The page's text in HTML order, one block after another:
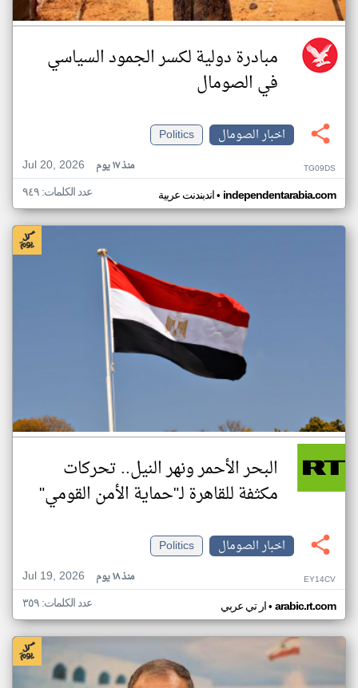
مبادرة دولية لكسر الجمود السياسي
في الصومال
اخبار الصومال
Politics
Jul 20, 2026
منذ ١٧ يوم TG09DS
اندبندنت عربية• independentarabia.com عدد الكلمات: ٩٤٩
البحر الأحمر ونهر النيل.. تحركات
مكثفة للقاهرة لـ"حماية الأمن القومي"
اخبار الصومال
Politics
Jul 19, 2026
منذ ١٨ يوم EY14CV
ار تي عربي• arabic.rt.com عدد الكلمات: ٣٥٩